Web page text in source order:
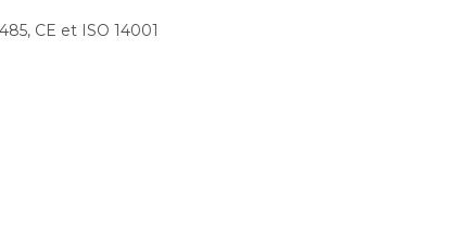
CE et ISO 14001